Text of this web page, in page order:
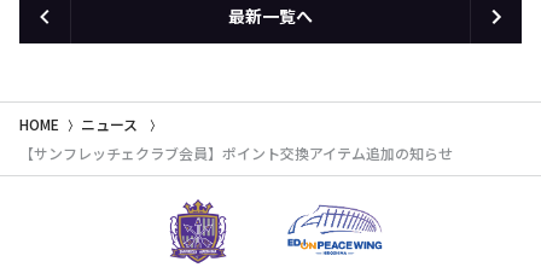
最新一覧へ
HOME
ニュース
【サンフレッチェクラブ会員】ポイント交換アイテム追加の知らせ